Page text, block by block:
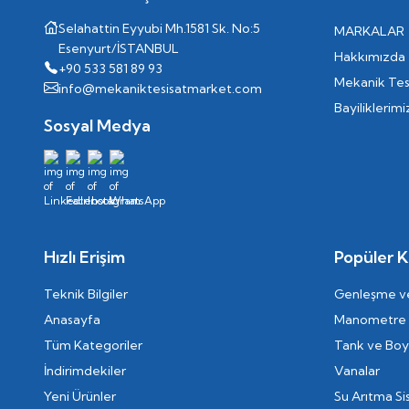
Selahattin Eyyubi Mh.1581 Sk. No:5
Esenyurt/İSTANBUL
+90 533 581 89 93
info@mekaniktesisatmarket.com
Sosyal Medya
MARKALAR
Hakkımızda
Mekanik
Hızlı Erişim
Teknik Bilgiler
Anasayfa
Tüm Kategoriler
İndirimdekiler
Yeni Ürünler
Popüler
Genleşme
Manometre
Tank ve
Vanalar
Su Arıtma